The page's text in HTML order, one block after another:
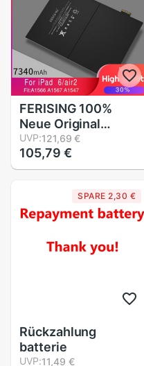
FERISING 100%
Neue Original
Tablette Batterie
Für iPad 6 Luft 2
A1566 A1567 A1547
Polymer Batarya
Ersatz batterie
UVP:121,69 €
105,79 €
SPARE 2,30 €
Rückzahlung
batterie
UVP:11,49 €